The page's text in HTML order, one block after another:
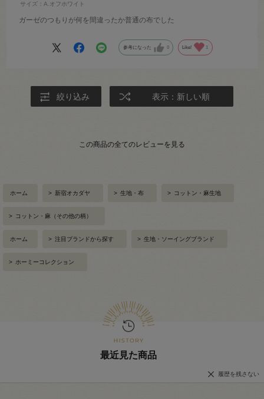
サイズ：A.オフホワイト
ガーゼのつもりが何を間違ったか普通の布でした
参考になった 0 Like! 1
絞り込み 表示：新しい順
この商品の全てのレビューを見る
ホーム > 新宿オカダヤ > 生地・布 > コットン・麻生地
> コットン・麻（その他の柄）
ホーム > 注目ブランドから探す > 生地・ソーイングブランド
> ホーミーコレクション
最近見た商品
履歴を残さない